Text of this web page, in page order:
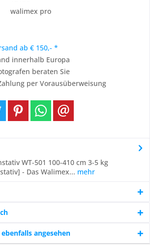
walimex pro
ab € 150,- *
innerhalb Europa
beraten Sie
per Vorausüberweisung
WT-501 100-410 cm 3-5 kg
- Das Walimex... mehr
angesehen